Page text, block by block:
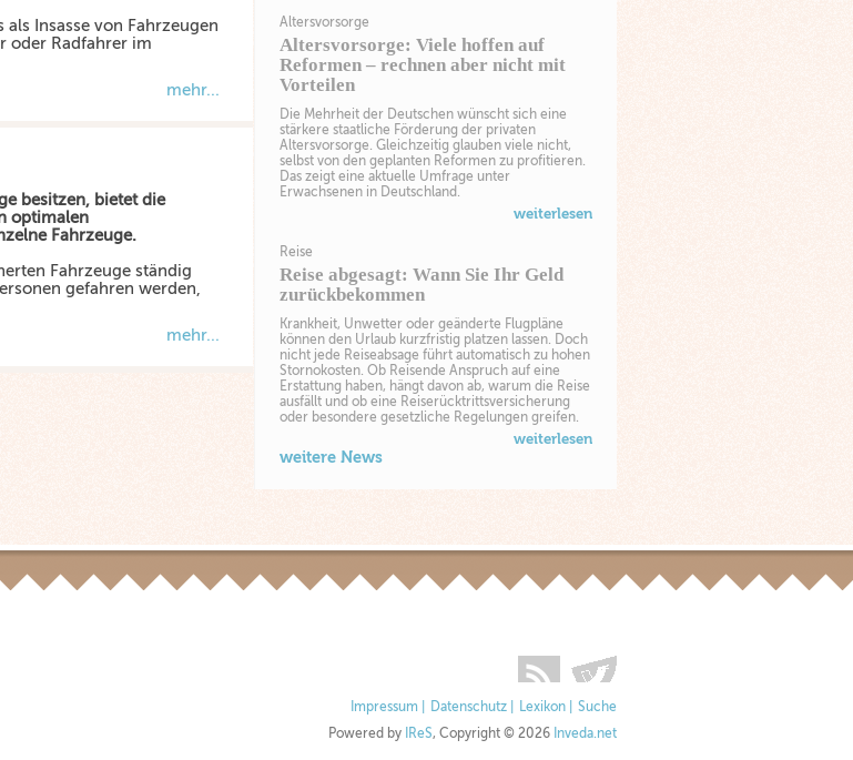
Altersvorsorge
Altersvorsorge: Viele hoffen auf
Reformen – rechnen aber nicht mit
Vorteilen
Die Mehrheit der Deutschen wünscht sich eine
stärkere staatliche Förderung der privaten
Altersvorsorge. Gleichzeitig glauben viele nicht,
selbst von den geplanten Reformen zu profitieren.
Das zeigt eine aktuelle Umfrage unter
Erwachsenen in Deutschland.
weiterlesen
Reise
Reise abgesagt: Wann Sie Ihr Geld
zurückbekommen
Krankheit, Unwetter oder geänderte Flugpläne
können den Urlaub kurzfristig platzen lassen. Doch
nicht jede Reiseabsage führt automatisch zu hohen
Stornokosten. Ob Reisende Anspruch auf eine
Erstattung haben, hängt davon ab, warum die Reise
ausfällt und ob eine Reiserücktrittsversicherung
oder besondere gesetzliche Regelungen greifen.
weiterlesen
weitere News
Insasse von Fahrzeugen
oder Radfahrer im
mehr...
besitzen, bietet die
optimalen
Fahrzeuge.
Fahrzeuge ständig
gefahren werden,
mehr...
Impressum Datenschutz Lexikon
Suche
Powered by
IReS, Copyright © 2026 Inveda.net